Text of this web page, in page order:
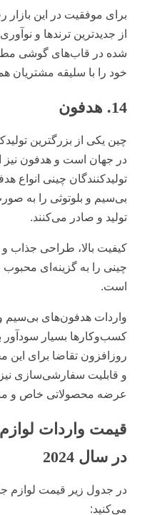
برای موفقیت در این بازار
از جدیدترین ترندها و
شده در قاب‌های گوشی مطلع
خود را با سلیقه مشتریان
14. هدفون
چین یکی از بزرگترین
در جهان است و هدفون
تولیدکنندگان چینی انواع
بی‌سیم و بلوتوثی را به
تولید و صادر می‌کنند.
کیفیت بالا، طراحی جذاب
چینی را به گزینه‌ای محبوب
است.
واردات هدفون‌های بی‌سیم و
کسب‌وکارها بسیار سودآور
روزافزون تقاضا برای این
و قابلیت سفارشی‌سازی
عرضه محصولاتی خاص و
قیمت واردات
در سال 2024
در جدول زیر قیمت لوازم
می‌کنید: